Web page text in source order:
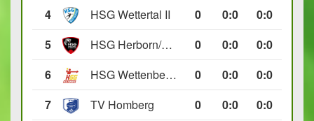
4
HSG Wettertal II 0 0:0
0:0
5
HSG Herborn/Seelbach 0 0:0
0:0
6
HSG Wettenberg III 0 0:0
0:0
7
TV Homberg 0 0:0
0:0